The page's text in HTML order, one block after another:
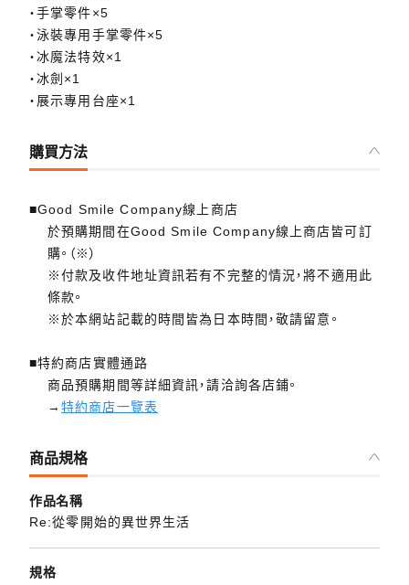
・手掌零件×5
・泳裝專用手掌零件×5
・冰魔法特效×1
・冰劍×1
・展示專用台座×1
購買方法
■Good Smile Company線上商店
於預購期間在Good Smile Company線上商店皆可訂
購。（※）
※付款及收件地址資訊若有不完整的情況，將不適用此
條款。
※於本網站記載的時間皆為日本時間，敬請留意。
■特約商店實體通路
商品預購期間等詳細資訊，請洽詢各店鋪。
→特約商店一覽表
商品規格
作品名稱
Re:從零開始的異世界生活
規格